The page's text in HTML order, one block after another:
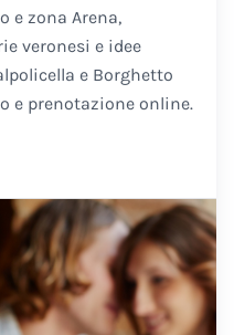
e zona Arena,
veronesi e idee
e Borghetto
e prenotazione online.